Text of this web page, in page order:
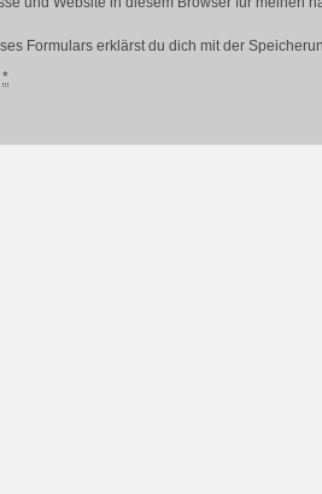
Formulars erklärst du dich mit der
*